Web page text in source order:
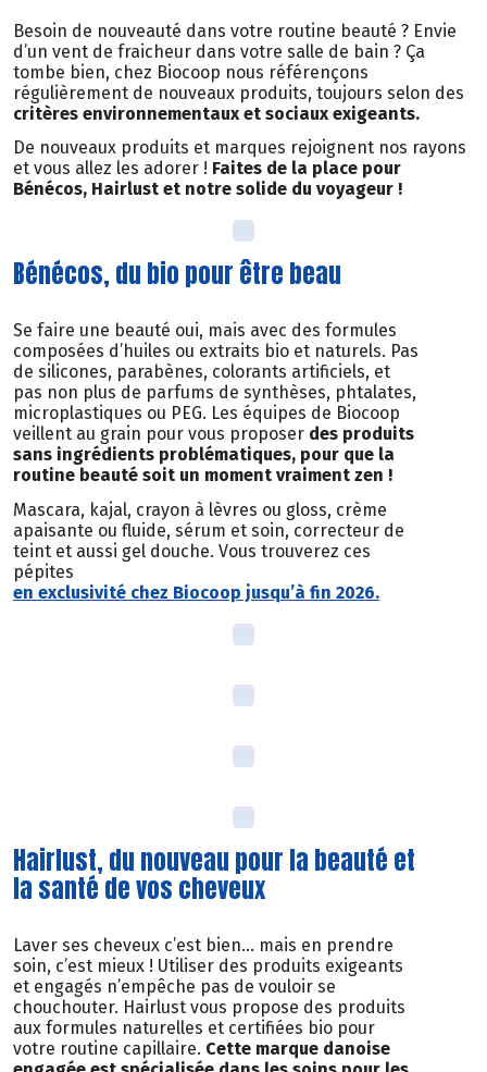
Besoin de nouveauté dans votre routine beauté ? Envie
d’un vent de fraicheur dans votre salle de bain ? Ça
tombe bien, chez Biocoop nous référençons
régulièrement de nouveaux produits, toujours selon des
critères environnementaux et sociaux exigeants.
De nouveaux produits et marques rejoignent nos rayons
et vous allez les adorer ! Faites de la place pour
Bénécos, Hairlust et notre solide du voyageur !
Bénécos, du bio pour être beau
Se faire une beauté oui, mais avec des formules
composées d’huiles ou extraits bio et naturels. Pas
de silicones, parabènes, colorants artificiels, et
pas non plus de parfums de synthèses, phtalates,
microplastiques ou PEG. Les équipes de Biocoop
veillent au grain pour vous proposer des produits
sans ingrédients problématiques, pour que la
routine beauté soit un moment vraiment zen !
Mascara, kajal, crayon à lèvres ou gloss, crème
apaisante ou fluide, sérum et soin, correcteur de
teint et aussi gel douche. Vous trouverez ces
pépites
en exclusivité chez Biocoop jusqu’à fin 2026.
Hairlust, du nouveau pour la beauté et
la santé de vos cheveux
Laver ses cheveux c’est bien… mais en prendre
soin, c’est mieux ! Utiliser des produits exigeants
et engagés n’empêche pas de vouloir se
chouchouter. Hairlust vous propose des produits
aux formules naturelles et certifiées bio pour
votre routine capillaire. Cette marque danoise